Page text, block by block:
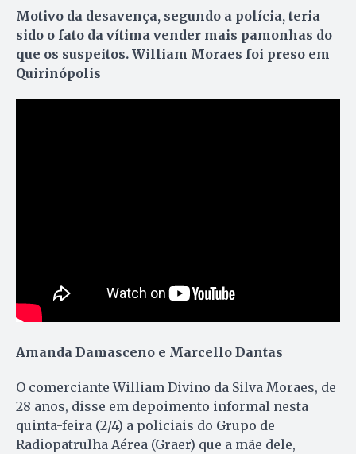
Motivo da desavença, segundo a polícia, teria
sido o fato da vítima vender mais pamonhas do
que os suspeitos. William Moraes foi preso em
Quirinópolis
Amanda Damasceno e Marcello Dantas
O comerciante William Divino da Silva Moraes, de
28 anos, disse em depoimento informal nesta
quinta-feira (2/4) a policiais do Grupo de
Radiopatrulha Aérea (Graer) que a mãe dele,